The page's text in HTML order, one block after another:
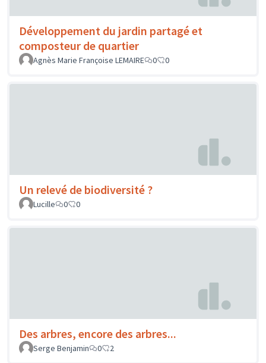
Développement du jardin partagé et
composteur de quartier
Agnès Marie Françoise LEMAIRE 0 0
Un relevé de biodiversité ?
Lucille 0 0
Des arbres, encore des arbres...
Serge Benjamin 0 2